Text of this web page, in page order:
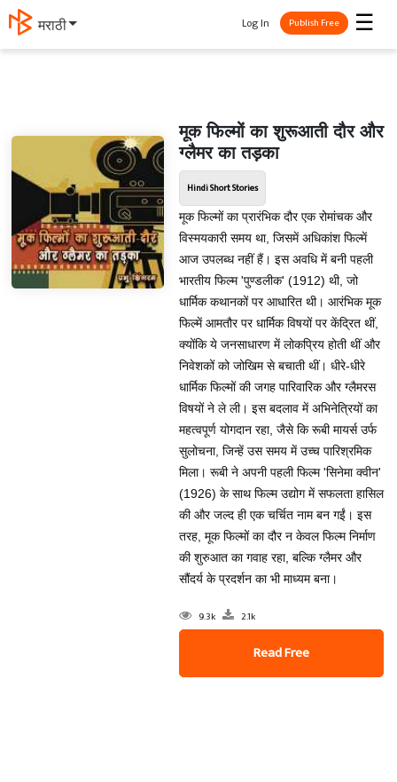
मराठी ☰
Log In Publish Free
मूक फिल्मों का शुरूआती दौर और
ग्लैमर का तड़का
Hindi Short Stories
मूक फिल्मों का प्रारंभिक दौर एक रोमांचक और
विस्मयकारी समय था, जिसमें अधिकांश फिल्में
आज उपलब्ध नहीं हैं। इस अवधि में बनी पहली
भारतीय फिल्म 'पुण्डलीक' (1912) थी, जो
धार्मिक कथानकों पर आधारित थी। आरंभिक मूक
फिल्में आमतौर पर धार्मिक विषयों पर केंद्रित थीं,
क्योंकि ये जनसाधारण में लोकप्रिय होती थीं और
निवेशकों को जोखिम से बचाती थीं। धीरे-धीरे
धार्मिक फिल्मों की जगह पारिवारिक और ग्लैमरस
विषयों ने ले ली। इस बदलाव में अभिनेत्रियों का
महत्वपूर्ण योगदान रहा, जैसे कि रूबी मायर्स उर्फ
सुलोचना, जिन्हें उस समय में उच्च पारिश्रमिक
मिला। रूबी ने अपनी पहली फिल्म 'सिनेमा क्वीन'
(1926) के साथ फिल्म उद्योग में सफलता हासिल
की और जल्द ही एक चर्चित नाम बन गईं। इस
तरह, मूक फिल्मों का दौर न केवल फिल्म निर्माण
की शुरुआत का गवाह रहा, बल्कि ग्लैमर और
सौंदर्य के प्रदर्शन का भी माध्यम बना।
9.3k 2.1k
Read Free